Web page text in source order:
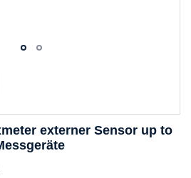
externer Sensor up to